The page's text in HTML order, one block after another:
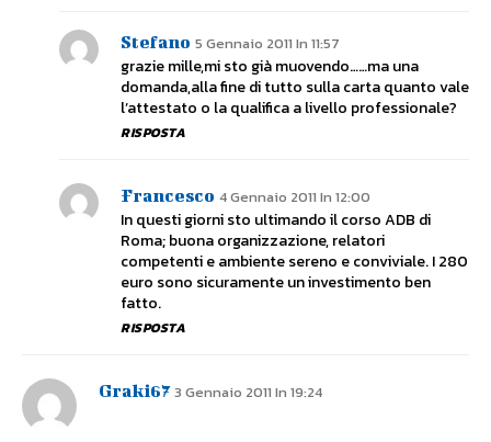
Stefano 5 Gennaio 2011 In 11:57
grazie mille,mi sto già muovendo……ma una
domanda,alla fine di tutto sulla carta quanto vale
l’attestato o la qualifica a livello professionale?
RISPOSTA
Francesco 4 Gennaio 2011 In 12:00
In questi giorni sto ultimando il corso ADB di
Roma; buona organizzazione, relatori
competenti e ambiente sereno e conviviale. I 280
euro sono sicuramente un investimento ben
fatto.
RISPOSTA
Graki67 3 Gennaio 2011 In 19:24